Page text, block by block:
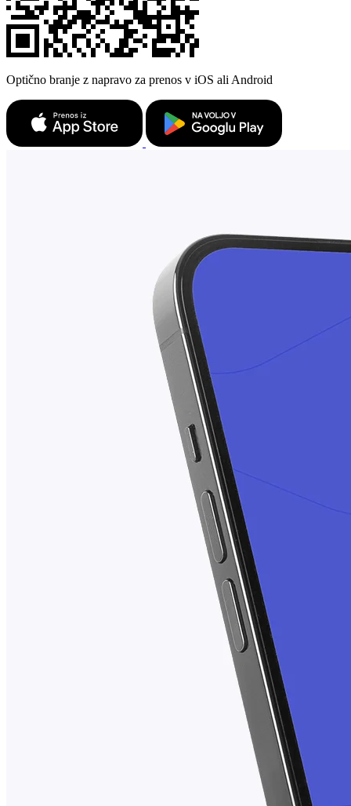
Optično branje z napravo za prenos v iOS ali Android